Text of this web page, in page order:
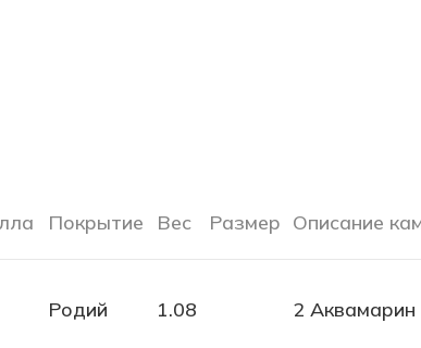
Покрытие Вес Размер Описание
Родий 1.08 2